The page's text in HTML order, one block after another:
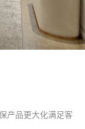
产品更大化满足客